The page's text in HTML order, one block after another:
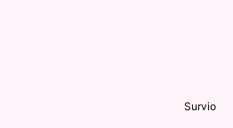
Survio